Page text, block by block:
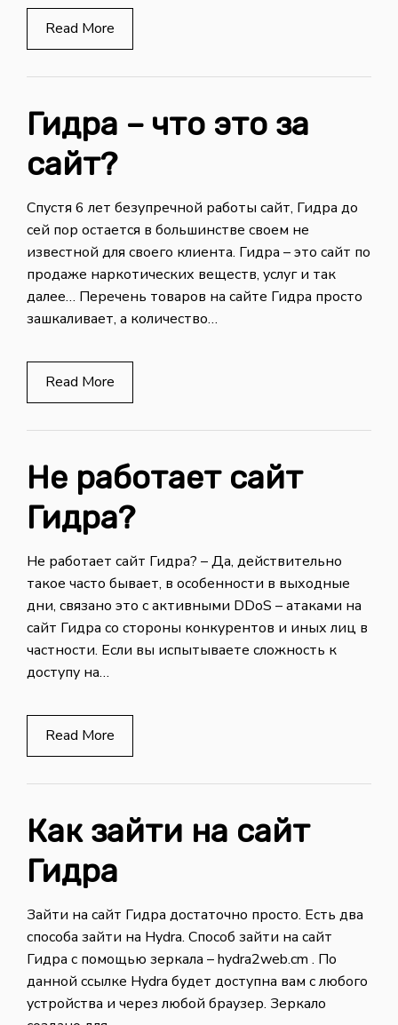
Read More
Гидра – что это за
сайт?
Спустя 6 лет безупречной работы сайт, Гидра до
сей пор остается в большинстве своем не
известной для своего клиента. Гидра – это сайт по
продаже наркотических веществ, услуг и так
далее… Перечень товаров на сайте Гидра просто
зашкаливает, а количество…
Read More
Не работает сайт
Гидра?
Не работает сайт Гидра? – Да, действительно
такое часто бывает, в особенности в выходные
дни, связано это с активными DDoS – атаками на
сайт Гидра со стороны конкурентов и иных лиц в
частности. Если вы испытываете сложность к
доступу на…
Read More
Как зайти на сайт
Гидра
Зайти на сайт Гидра достаточно просто. Есть два
способа зайти на Hydra. Способ зайти на сайт
Гидра с помощью зеркала – hydra2web.cm . По
данной ссылке Hydra будет доступна вам с любого
устройства и через любой браузер. Зеркало